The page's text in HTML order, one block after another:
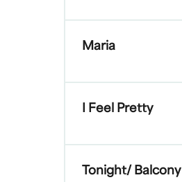
Maria
I Feel Pretty
Tonight/ Balcony